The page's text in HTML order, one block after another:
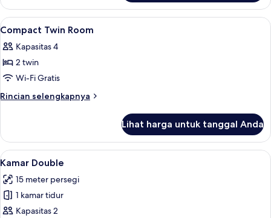
Queen
Room
Lihat
semua
foto
untuk
Compact
Twin
Brankas, meja kerja, kedap suara,
6
Compact Twin Room
Kapasitas 4
2 twin
Wi-Fi Gratis
Rincian selengkapnya
Rincian
Compact
Twin
Room
Lihat harga untuk tanggal Anda
Lihat
semua
foto
untuk
Kamar
Brankas, meja kerja, kedap suara,
5
Kamar Double
15 meter persegi
1 kamar tidur
Kapasitas 2